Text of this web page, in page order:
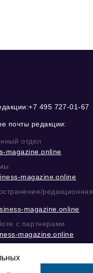
+7 495 727-01-67
почты редакции:
отдел
magazine.online
magazine.online
редакционная
magazine.online
с партнерами
magazine.online
MAX